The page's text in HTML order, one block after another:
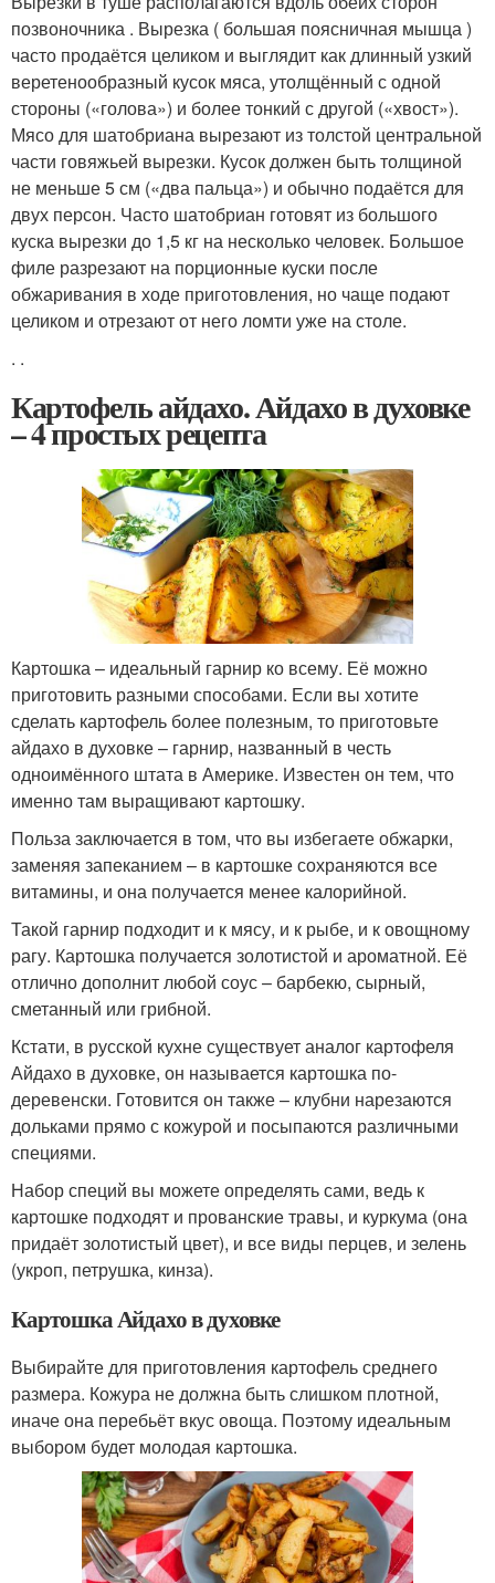
позвоночника . Вырезка ( большая поясничная мышца )
часто продаётся целиком и выглядит как длинный узкий
веретенообразный кусок мяса, утолщённый с одной
стороны («голова») и более тонкий с другой («хвост»).
Мясо для шатобриана вырезают из толстой центральной
части говяжьей вырезки. Кусок должен быть толщиной
не меньше 5 см («два пальца») и обычно подаётся для
двух персон. Часто шатобриан готовят из большого
куска вырезки до 1,5 кг на несколько человек. Большое
филе разрезают на порционные куски после
обжаривания в ходе приготовления, но чаще подают
целиком и отрезают от него ломти уже на столе.
. .
Картофель айдахо. Айдахо в духовке
– 4 простых рецепта
Картошка – идеальный гарнир ко всему. Её можно
приготовить разными способами. Если вы хотите
сделать картофель более полезным, то приготовьте
айдахо в духовке – гарнир, названный в честь
одноимённого штата в Америке. Известен он тем, что
именно там выращивают картошку.
Польза заключается в том, что вы избегаете обжарки,
заменяя запеканием – в картошке сохраняются все
витамины, и она получается менее калорийной.
Такой гарнир подходит и к мясу, и к рыбе, и к овощному
рагу. Картошка получается золотистой и ароматной. Её
отлично дополнит любой соус – барбекю, сырный,
сметанный или грибной.
Кстати, в русской кухне существует аналог картофеля
Айдахо в духовке, он называется картошка по-
деревенски. Готовится он также – клубни нарезаются
дольками прямо с кожурой и посыпаются различными
специями.
Набор специй вы можете определять сами, ведь к
картошке подходят и прованские травы, и куркума (она
придаёт золотистый цвет), и все виды перцев, и зелень
(укроп, петрушка, кинза).
Картошка Айдахо в духовке
Выбирайте для приготовления картофель среднего
размера. Кожура не должна быть слишком плотной,
иначе она перебьёт вкус овоща. Поэтому идеальным
выбором будет молодая картошка.